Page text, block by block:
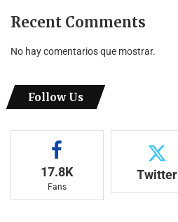
Recent Comments
No hay comentarios que mostrar.
Follow Us
17.8K
Fans
Twitter